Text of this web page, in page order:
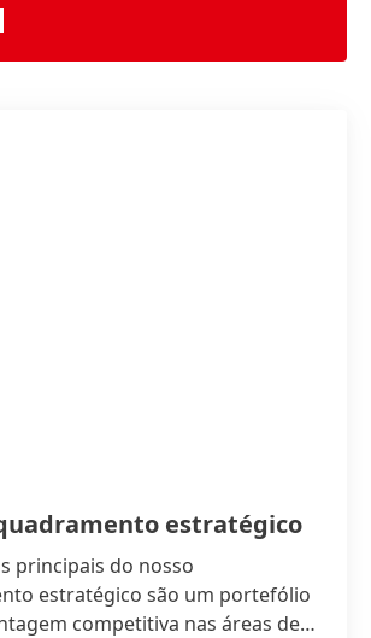
estratégico
principais do nosso
estratégico são um portefólio
competitiva nas áreas de